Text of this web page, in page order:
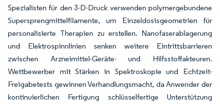
Spezialisten für den 3-D-Druck verwenden polymergebundene
Supersprengmittelfilamente, um Einzeldosisgeometrien für
personalisierte Therapien zu erstellen. Nanofaserablagerung
und Elektrospinnlinien senken weitere Eintrittsbarrieren
zwischen Arzneimittel-Geräte- und Hilfsstoffakteuren.
Wettbewerber mit Stärken in Spektroskopie und Echtzeit-
Freigabetests gewinnen Verhandlungsmacht, da Anwender der
kontinuierlichen Fertigung schlüsselfertige Unterstützung